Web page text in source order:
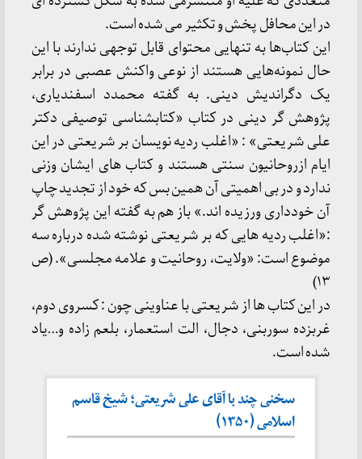
در این محافل پخش و تکثیر می‌ شده است.
این کتاب‌ها به تنهایی محتوای قابل توجهی ندارند با این
حال نمونه‌هایی هستند از نوعی واکنش عصبی در برابر
یک دگراندیش دینی. به گفته محمدد اسفندیاری،
پژوهش گر دینی در کتاب «کتابشناسی توصیفی دکتر
علی شریعتی» : «اغلب ردیه نویسان بر شریعتی در این
ایام ازروحانیون سنتی هستند و کتاب های ایشان وزنی
ندارد و در بی اهمیتی آن همین بس که خود از تجدید چاپ
آن خودداری ورزیده اند.» باز هم به گفته این پژوهش گر
:«اغلب ردیه هایی که بر شریعتی نوشته شده درباره سه
موضوع است: «ولایت، روحانیت و علامه مجلسی». (ص
۱۳)
در این کتاب ها از شریعتی با عناوینی چون : کسروی دوم،
غربزده سوربنی، دجال، الت استعمار، بلعم زاده و…یاد
شده است.
سخنی چند با آقای علی شریعتی؛ شیخ قاسم
اسلامی (۱۳۵۰)